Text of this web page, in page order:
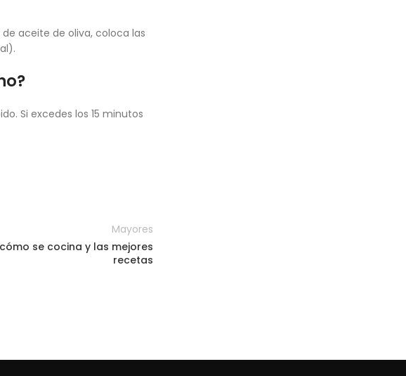
aceite de oliva, coloca las
Si excedes los 15 minutos
Mayores
se cocina y las mejores
recetas